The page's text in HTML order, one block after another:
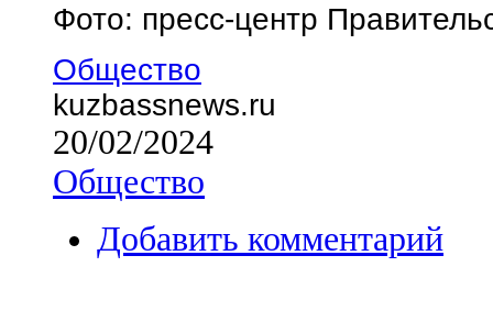
Фото: пресс-центр
Общество
kuzbassnews.ru
20/02/2024
Общество
Добавить комментарий